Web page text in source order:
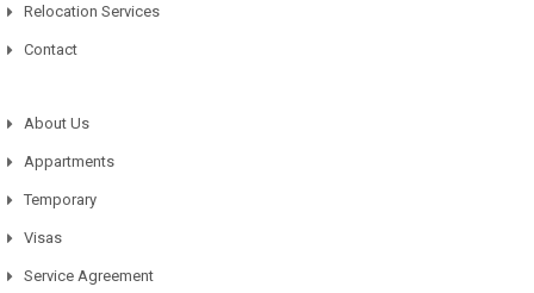
Relocation Services
Contact
About Us
Appartments
Temporary
Visas
Service Agreement